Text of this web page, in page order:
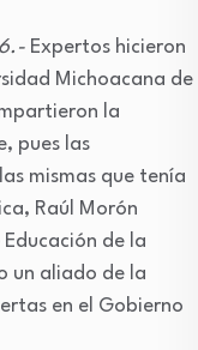
Expertos hicieron
Michoacana de
la
pues las
mismas que tenía
Raúl Morón
de la
un aliado de la
en el Gobierno